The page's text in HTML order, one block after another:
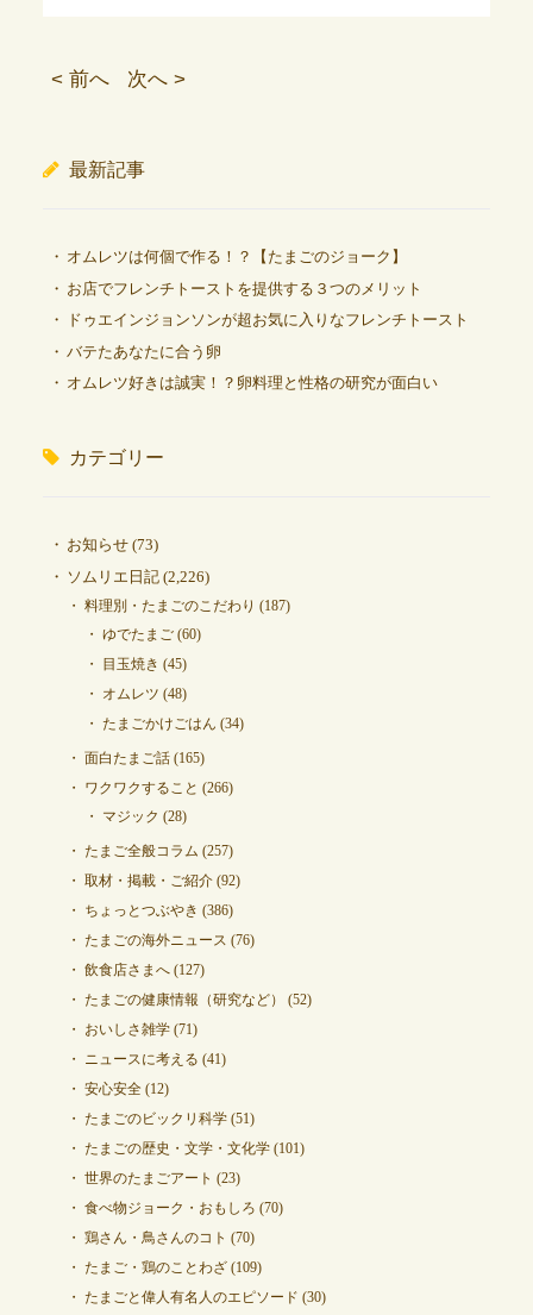
< 前へ 次へ >
最新記事
オムレツは何個で作る！？【たまごのジョーク】
お店でフレンチトーストを提供する３つのメリット
ドゥエインジョンソンが超お気に入りなフレンチトースト
バテたあなたに合う卵
オムレツ好きは誠実！？卵料理と性格の研究が面白い
カテゴリー
お知らせ(73)
ソムリエ日記(2,226)
料理別・たまごのこだわり (187)
ゆでたまご(60)
目玉焼き (45)
オムレツ (48)
たまごかけごはん (34)
面白たまご話(165)
ワクワクすること (266)
マジック (28)
たまご全般コラム (257)
取材・掲載・ご紹介(92)
ちょっとつぶやき (386)
たまごの海外ニュース (76)
飲食店さまへ(127)
たまごの健康情報（研究など）
(52)
おいしさ雑学(71)
ニュースに考える (41)
安心安全(12)
たまごのビックリ科学(51)
たまごの歴史・文学・文化学(101)
世界のたまごアート (23)
食べ物ジョーク・おもしろ (70)
鶏さん・鳥さんのコト (70)
たまご・鶏のことわざ(109)
たまごと偉人有名人のエピソード (30)